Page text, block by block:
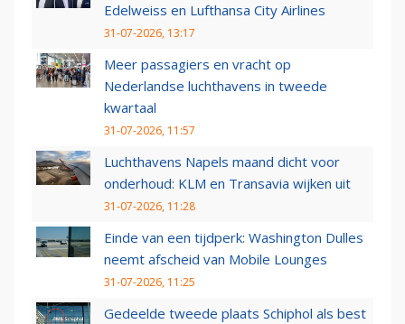
Edelweiss en Lufthansa City Airlines
31-07-2026, 13:17
Meer passagiers en vracht op
Nederlandse luchthavens in tweede
kwartaal
31-07-2026, 11:57
Luchthavens Napels maand dicht voor
onderhoud: KLM en Transavia wijken uit
31-07-2026, 11:28
Einde van een tijdperk: Washington Dulles
neemt afscheid van Mobile Lounges
31-07-2026, 11:25
Gedeelde tweede plaats Schiphol als best